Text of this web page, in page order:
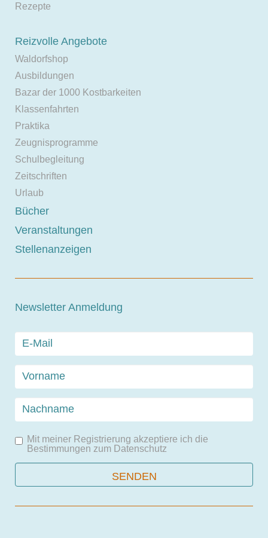
Rezepte
Reizvolle Angebote
Waldorfshop
Ausbildungen
Bazar der 1000 Kostbarkeiten
Klassenfahrten
Praktika
Zeugnisprogramme
Schulbegleitung
Zeitschriften
Urlaub
Bücher
Veranstaltungen
Stellenanzeigen
Newsletter Anmeldung
Mit meiner Registrierung akzeptiere ich die
Bestimmungen zum Datenschutz